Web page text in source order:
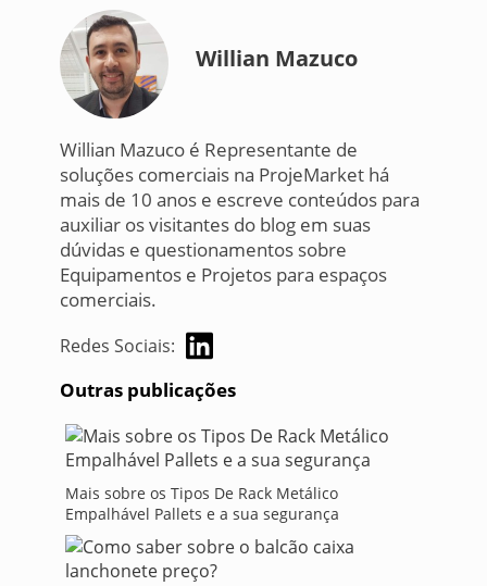
Willian Mazuco
Willian Mazuco é Representante de
soluções comerciais na ProjeMarket há
mais de 10 anos e escreve conteúdos para
auxiliar os visitantes do blog em suas
dúvidas e questionamentos sobre
Equipamentos e Projetos para espaços
comerciais.
Redes Sociais:
Outras publicações
Mais sobre os Tipos De Rack Metálico
Empalhável Pallets e a sua segurança